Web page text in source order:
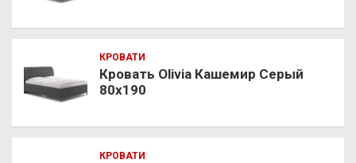
КРОВАТИ
Кровать Olivia Кашемир Серый
80х190
КРОВАТИ